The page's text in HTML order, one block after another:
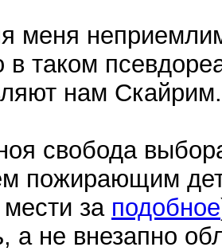
меня
в таком
нам Скайрим.
свобода
пожирающим
мести за подобное
а не внезапно